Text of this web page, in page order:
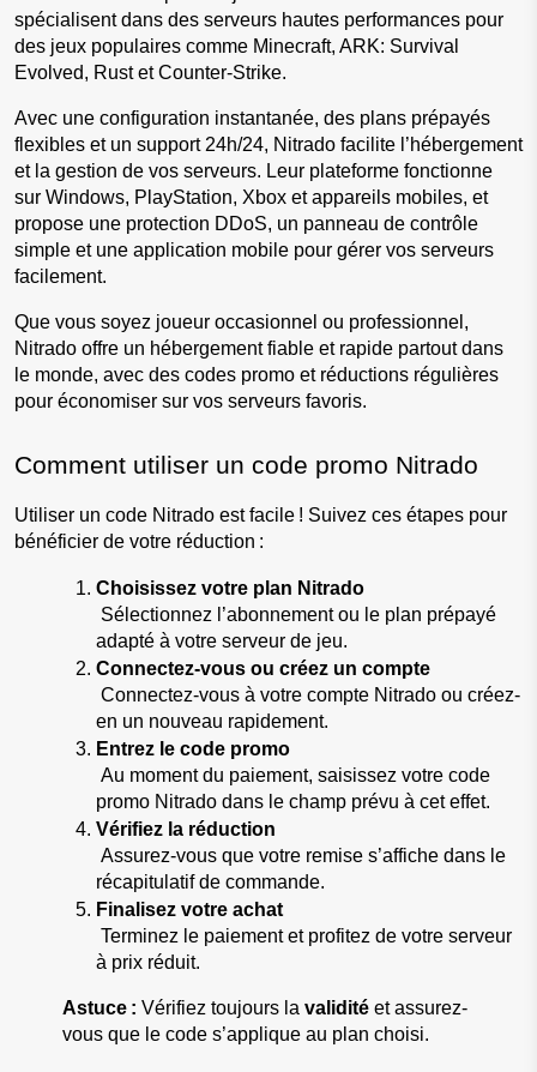
spécialisent dans des serveurs hautes performances pour
des jeux populaires comme Minecraft, ARK: Survival
Evolved, Rust et Counter-Strike.
Avec une configuration instantanée, des plans prépayés
flexibles et un support 24h/24, Nitrado facilite l’hébergement
et la gestion de vos serveurs. Leur plateforme fonctionne
sur Windows, PlayStation, Xbox et appareils mobiles, et
propose une protection DDoS, un panneau de contrôle
simple et une application mobile pour gérer vos serveurs
facilement.
Que vous soyez joueur occasionnel ou professionnel,
Nitrado offre un hébergement fiable et rapide partout dans
le monde, avec des codes promo et réductions régulières
pour économiser sur vos serveurs favoris.
Comment utiliser un code promo Nitrado
Utiliser un code Nitrado est facile ! Suivez ces étapes pour
bénéficier de votre réduction :
Choisissez votre plan Nitrado
adapté à votre serveur de jeu.
Connectez-vous ou créez un compte
en un nouveau rapidement.
Entrez le code promo
promo Nitrado dans le champ prévu à cet effet.
Vérifiez la réduction
récapitulatif de commande.
Finalisez votre achat
à prix réduit.
Astuce : Vérifiez toujours la validité et assurez-
vous que le code s’applique au plan choisi.